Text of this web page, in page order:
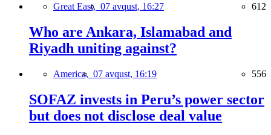
Great East, 07 avqust, 16:27 612
Who are Ankara, Islamabad and
Riyadh uniting against?
America, 07 avqust, 16:19 556
SOFAZ invests in Peru’s power sector
but does not disclose deal value